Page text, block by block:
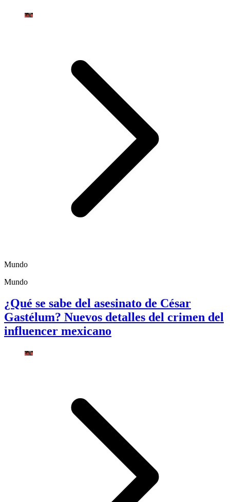
Mundo
Mundo
¿Qué se sabe del asesinato de César
Gastélum? Nuevos detalles del crimen del
influencer mexicano